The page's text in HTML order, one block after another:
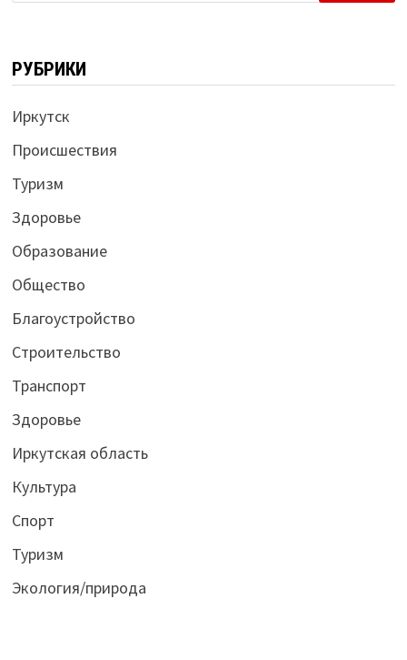
РУБРИКИ
Иркутск
Происшествия
Туризм
Здоровье
Образование
Общество
Благоустройство
Строительство
Транспорт
Здоровье
Иркутская область
Культура
Спорт
Туризм
Экология/природа